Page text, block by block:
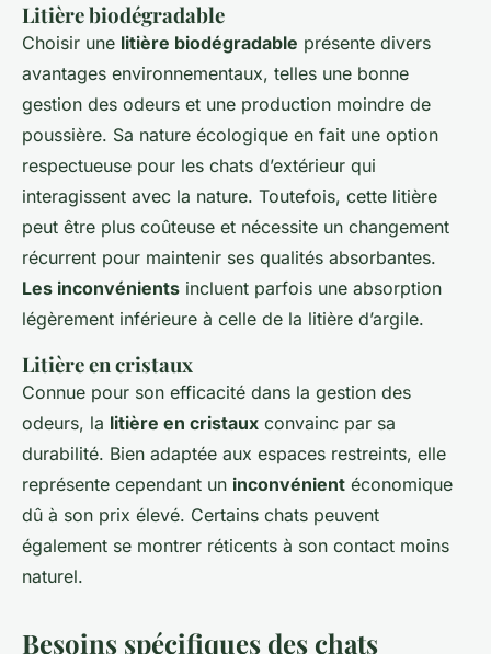
Litière biodégradable
Choisir une litière biodégradable présente divers
avantages environnementaux, telles une bonne
gestion des odeurs et une production moindre de
poussière. Sa nature écologique en fait une option
respectueuse pour les chats d’extérieur qui
interagissent avec la nature. Toutefois, cette litière
peut être plus coûteuse et nécessite un changement
récurrent pour maintenir ses qualités absorbantes.
Les inconvénients incluent parfois une absorption
légèrement inférieure à celle de la litière d’argile.
Litière en cristaux
Connue pour son efficacité dans la gestion des
odeurs, la litière en cristaux convainc par sa
durabilité. Bien adaptée aux espaces restreints, elle
représente cependant un inconvénient économique
dû à son prix élevé. Certains chats peuvent
également se montrer réticents à son contact moins
naturel.
Besoins spécifiques des chats